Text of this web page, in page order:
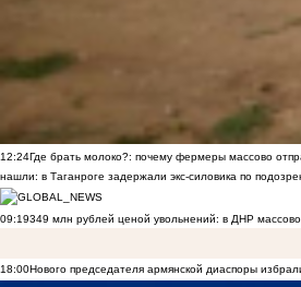
12:24Где брать молоко?: почему фермеры массово
нашли: в Таганроге задержали экс-силовика по
09:19349 млн рублей ценой увольнений: в ДНР
18:00Нового председателя армянской диаспоры